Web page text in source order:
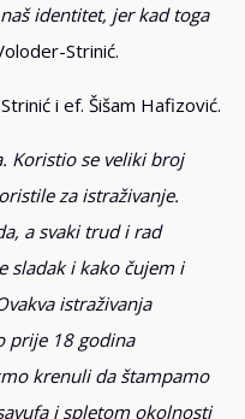
identitet, jer kad toga
Strinić.
i ef. Šišam Hafizović.
Koristio se veliki broj
za istraživanje.
a svaki trud i rad
sladak i kako čujem i
istraživanja
prije 18 godina
krenuli da štampamo
i spletom okolnosti